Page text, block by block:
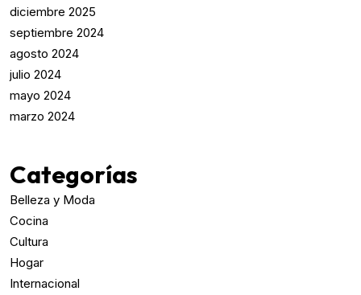
diciembre 2025
septiembre 2024
agosto 2024
julio 2024
mayo 2024
marzo 2024
Categorías
Belleza y Moda
Cocina
Cultura
Hogar
Internacional